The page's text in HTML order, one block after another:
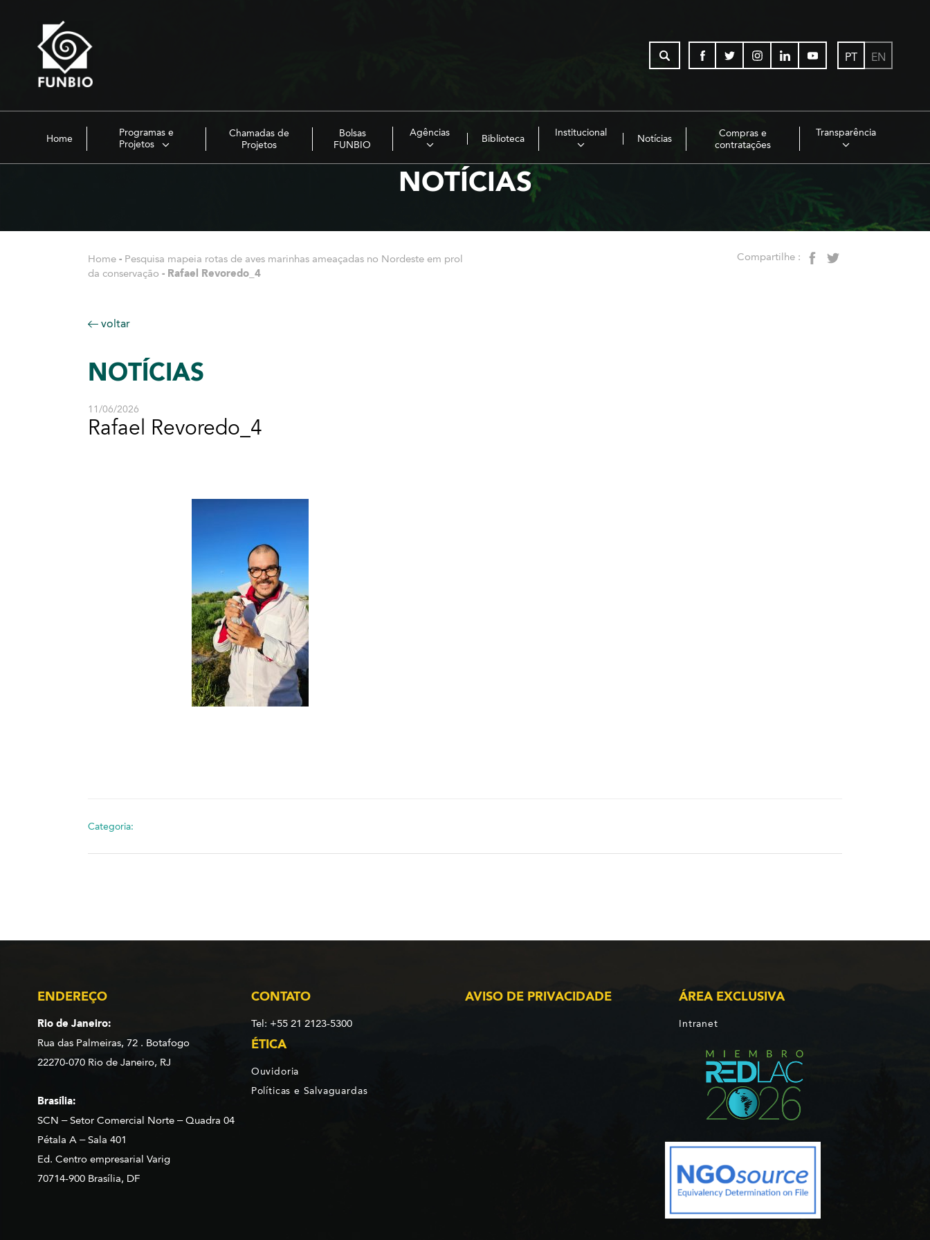
PT EN
Home
Programas e
Projetos
Chamadas de
Projetos
Bolsas
FUNBIO
Agências
Biblioteca
Institucional
Notícias
Compras e
contratações
Transparência
NOTÍCIAS
Home - Pesquisa mapeia rotas de aves marinhas ameaçadas no Nordeste em prol
da conservação - Rafael Revoredo_4
Compartilhe :
voltar
NOTÍCIAS
11/06/2026
Rafael Revoredo_4
Categoria:
ENDEREÇO
Rio de Janeiro:
Rua das Palmeiras, 72 . Botafogo
22270-070 Rio de Janeiro, RJ
Brasília:
SCN – Setor Comercial Norte – Quadra 04
Pétala A – Sala 401
Ed. Centro empresarial Varig
70714-900 Brasília, DF
CONTATO
Tel: +55 21 2123-5300
AVISO DE PRIVACIDADE ÁREA EXCLUSIVA
Intranet
ÉTICA
Ouvidoria
Políticas e Salvaguardas